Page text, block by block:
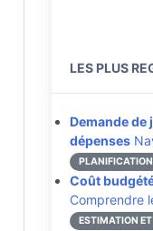
LES PLUS
Demande
dépenses
Coût
Comprendre
ESTIMATION